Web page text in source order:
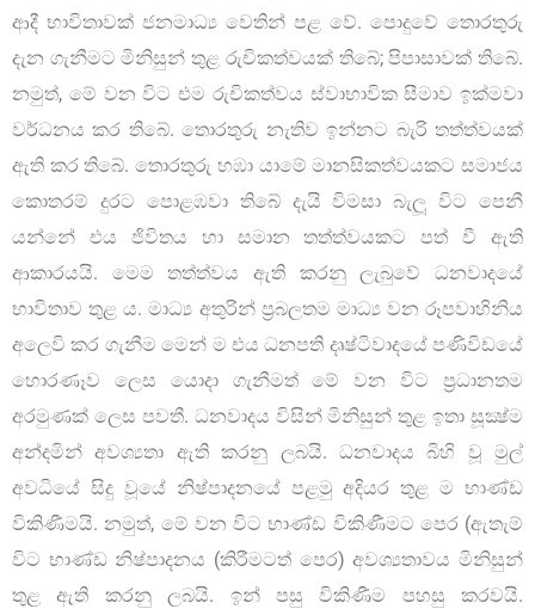
ආදී භාවිතාවක් ජනමාධ්‍ය වෙතින් පළ වේ. පොදුවේ තොරතුරු
දැන ගැනීමට මිනිසුන් තුළ රුචිකත්වයක් තිබේ; පිපාසාවක් තිබේ.
නමුත්, මේ වන විට එම රුචිකත්වය ස්වාභාවික සීමාව ඉක්මවා
වර්ධනය කර තිබේ. තොරතුරු නැතිව ඉන්නට බැරි තත්ත්වයක්
ඇති කර තිබේ. තොරතුරු හඹා යාමේ මානසිකත්වයකට සමාජය
කොතරම් දුරට පොළඹවා තිබේ දැයි විමසා බැලූ විට පෙනී
යන්නේ එය ජිවිතය හා සමාන තත්ත්වයකට පත් වී ඇති
ආකාරයයි. මෙම තත්ත්වය ඇති කරනු ලැබුවේ ධනවාදයේ
භාවිතාව තුළ ය. මාධ්‍ය අතුරින් ප‍්‍රබලතම මාධ්‍ය වන රූපවාහිනිය
අලෙවි කර ගැනීම මෙන් ම එය ධනපති දෘෂ්ටිවාදයේ පණිවිඩයේ
හොරණෑව ලෙස යොදා ගැනීමත් මේ වන විට ප‍්‍රධානතම
අරමුණක් ලෙස පවතී. ධනවාදය විසින් මිනිසුන් තුළ ඉතා සූක්‍ෂ්ම
අන්දමින් අවශ්‍යතා ඇති කරනු ලබයි. ධනවාදය බිහි වූ මුල්
අවධියේ සිදු වූයේ නිෂ්පාදනයේ පළමු අදියර තුළ ම භාණ්ඩ
විකිණීමයි. නමුත්, මේ වන විට භාණ්ඩ විකිණීමට පෙර (ඇතැම්
විට භාණ්ඩ නිෂ්පාදනය (කිරීමටත් පෙර) අවශ්‍යතාවය මිනිසුන්
තුළ ඇති කරනු ලබයි. ඉන් පසු විකිණීම පහසු කරවයි.